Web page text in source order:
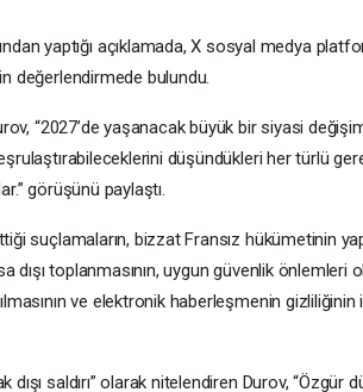
yaptığı açıklamada, X sosyal medya
değerlendirmede bulundu.
“2027’de yaşanacak büyük bir siyasi
düşündükleri her türlü
görüşünü paylaştı.
suçlamaların, bizzat Fransız hükümetinin
dışı toplanmasının, uygun güvenlik önlemleri
ve elektronik haberleşmenin gizliliğinin
saldırı” olarak nitelendiren Durov, “Özgür